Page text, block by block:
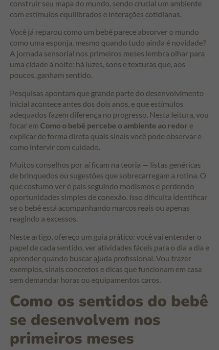
construir seu mapa do mundo, sendo crucial um ambiente
com estímulos equilibrados e interações cotidianas.
Você já reparou como um bebê parece absorver o mundo
como uma esponja, mesmo quando tudo ainda é novidade?
A jornada sensorial nos primeiros meses lembra olhar para
uma cidade à noite: há luzes, sons e texturas que, aos
poucos, ganham sentido.
Pesquisas apontam que grande parte do desenvolvimento
inicial acontece antes dos dois anos, e que estímulos
adequados fazem diferença no progresso. Nesta leitura, vou
focar em Como o bebê percebe o ambiente ao redor e
explicar de forma direta quais sinais você pode observar e
como intervir com cuidado.
Muitos conselhos por aí ficam na teoria — listas genéricas
de brinquedos ou sugestões que sobrecarregam a rotina. O
que costumo ver é pais seguindo modismos e perdendo
oportunidades simples de conexão. Isso dificulta identificar
se o bebê está acompanhando marcos reais ou apenas
reagindo a excessos.
Neste artigo, ofereço um guia prático: você vai entender o
papel de cada sentido, ver atividades fáceis para o dia a dia e
aprender quando buscar ajuda profissional. Vou trazer
exemplos, sinais concretos e dicas que funcionam em casa
sem demandar horas ou equipamentos caros.
Como os sentidos do bebê
se desenvolvem nos
primeiros meses